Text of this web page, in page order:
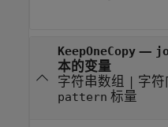
KeepOneCopy—
本的变量
字符串数组 | 字
pattern 标量